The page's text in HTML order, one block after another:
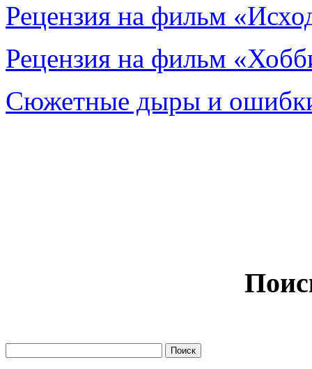
Рецензия на фильм
Рецензия на фильм
Сюжетные дыры и